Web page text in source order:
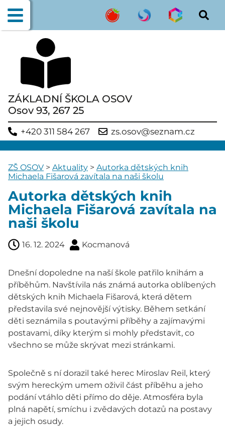
ZÁKLADNÍ ŠKOLA OSOV
Osov 93, 267 25
+420 311 584 267 zs.osov@seznam.cz
ZŠ OSOV > Aktuality > Autorka dětských knih
Michaela Fišarová zavítala na naši školu
Autorka dětských knih
Michaela Fišarová zavítala na
naši školu
16. 12. 2024 Kocmanová
Dnešní dopoledne na naší škole patřilo knihám a
příběhům. Navštívila nás známá autorka oblíbených
dětských knih Michaela Fišarová, která dětem
představila své nejnovější výtisky. Během setkání
děti seznámila s poutavými příběhy a zajímavými
postavami, díky kterým si mohly představit, co
všechno se může skrývat mezi stránkami.
Společně s ní dorazil také herec Miroslav Reil, který
svým hereckým umem oživil část příběhu a jeho
podání vtáhlo děti přímo do děje. Atmosféra byla
plná napětí, smíchu i zvědavých dotazů na postavy
a jejich osudy.